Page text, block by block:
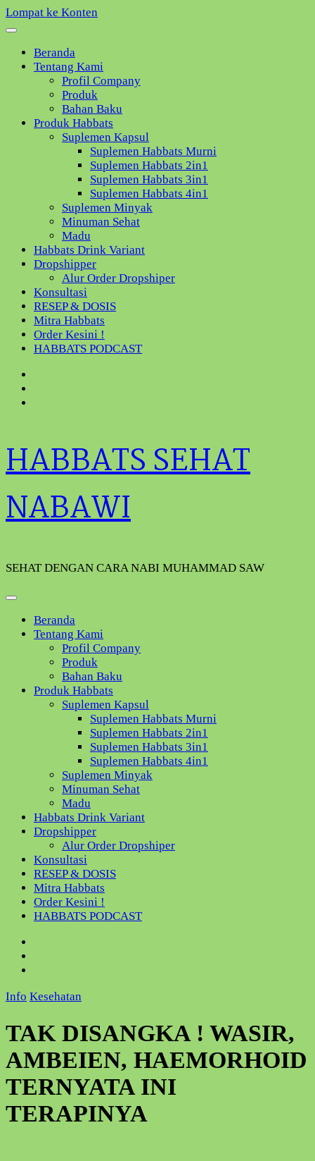
Lompat ke Konten
Beranda
Tentang Kami
Profil Company
Produk
Bahan Baku
Produk Habbats
Suplemen Kapsul
Suplemen Habbats Murni
Suplemen Habbats 2in1
Suplemen Habbats 3in1
Suplemen Habbats 4in1
Suplemen Minyak
Minuman Sehat
Madu
Habbats Drink Variant
Dropshipper
Alur Order Dropshiper
Konsultasi
RESEP & DOSIS
Mitra Habbats
Order Kesini !
HABBATS PODCAST
HABBATS SEHAT
NABAWI
SEHAT DENGAN CARA NABI MUHAMMAD SAW
Beranda
Tentang Kami
Profil Company
Produk
Bahan Baku
Produk Habbats
Suplemen Kapsul
Suplemen Habbats Murni
Suplemen Habbats 2in1
Suplemen Habbats 3in1
Suplemen Habbats 4in1
Suplemen Minyak
Minuman Sehat
Madu
Habbats Drink Variant
Dropshipper
Alur Order Dropshiper
Konsultasi
RESEP & DOSIS
Mitra Habbats
Order Kesini !
HABBATS PODCAST
Info Kesehatan
TAK DISANGKA ! WASIR,
AMBEIEN, HAEMORHOID
TERNYATA INI
TERAPINYA